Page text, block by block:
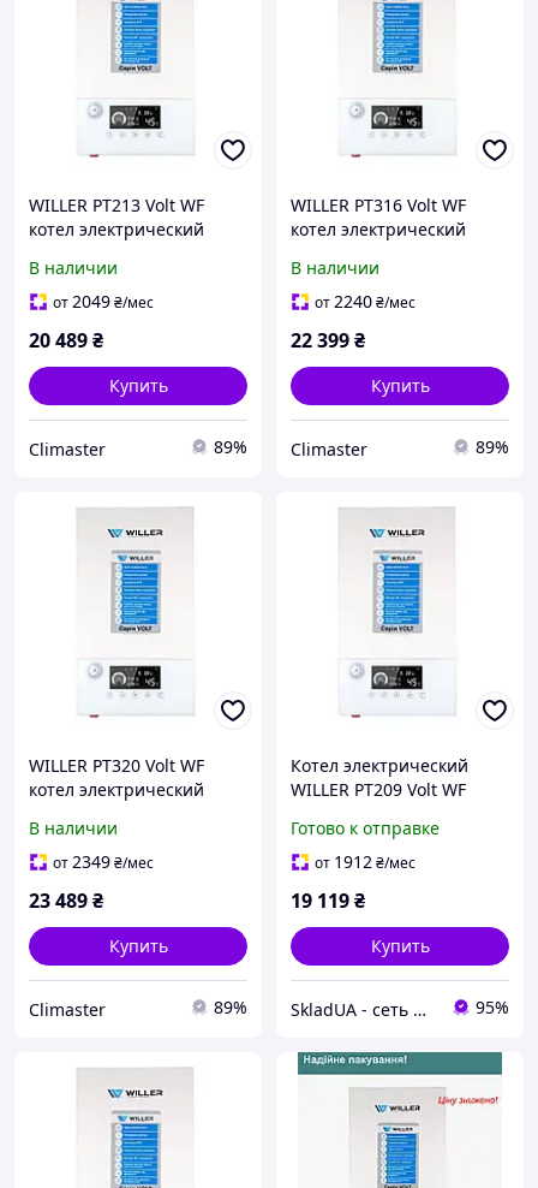
WILLER PT213 Volt WF
котел электрический
В наличии
от2049₴/мес
20 489₴
Купить
Climaster 89%
WILLER PT316 Volt WF
котел электрический
В наличии
от2240₴/мес
22 399₴
Купить
Climaster 89%
WILLER PT320 Volt WF
котел электрический
В наличии
от2349₴/мес
23 489₴
Купить
Climaster 89%
Котел электрический
WILLER PT209 Volt WF
Готово к отправке
от 1912₴/мес
19 119₴
Купить
SkladUA - сеть магазинов сантехники и бытовой техники 95%